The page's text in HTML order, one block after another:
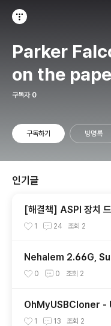
Parker
on the
구독자 0
구독하기 방명록
인기글
[해결책] ASPI 장치
동하지 않습니다.
1 24 조회 2
Nehalem 2.66G,
말일까?
0 0 조회 2
OhMyUSBCloner -
백업 프로그램 build 5
1 13 조회 2